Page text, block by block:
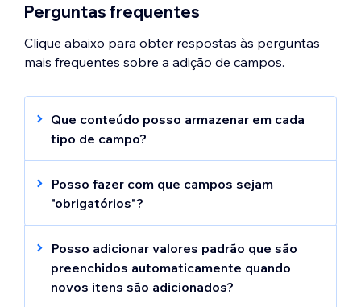
Perguntas frequentes
Clique abaixo para obter respostas às perguntas
mais frequentes sobre a adição de campos.
Que conteúdo posso armazenar em cada
tipo de campo?
O tipo de campo que você escolher
determina que tipo de conteúdo que você
pode armazenar no campo. Escolha entre
os seguintes tipos de campo do CMS:
Essencial:
armazena texto simples para
Posso fazer com que campos sejam
"obrigatórios"?
Sim. Você pode definir um campo de coleção
como obrigatório para que novos itens não
possam ser salvos se o campo estiver em
branco.
Posso adicionar valores padrão que são
preenchidos automaticamente quando
novos itens são adicionados?